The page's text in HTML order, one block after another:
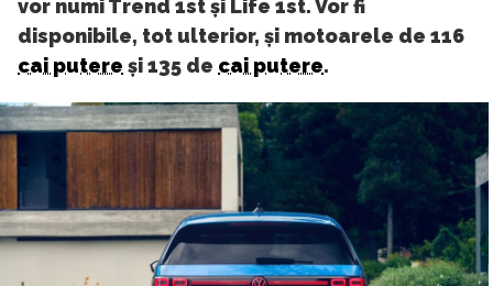
vor numi Trend 1st și Life 1st. Vor fi
disponibile, tot ulterior, și motoarele de 116
cai putere și 135 de cai putere.